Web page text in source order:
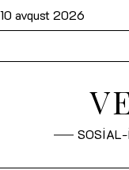
10 avqust 2026